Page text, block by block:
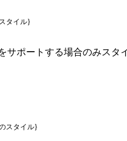
タイル}
サポートする場合のみス
スタイル}